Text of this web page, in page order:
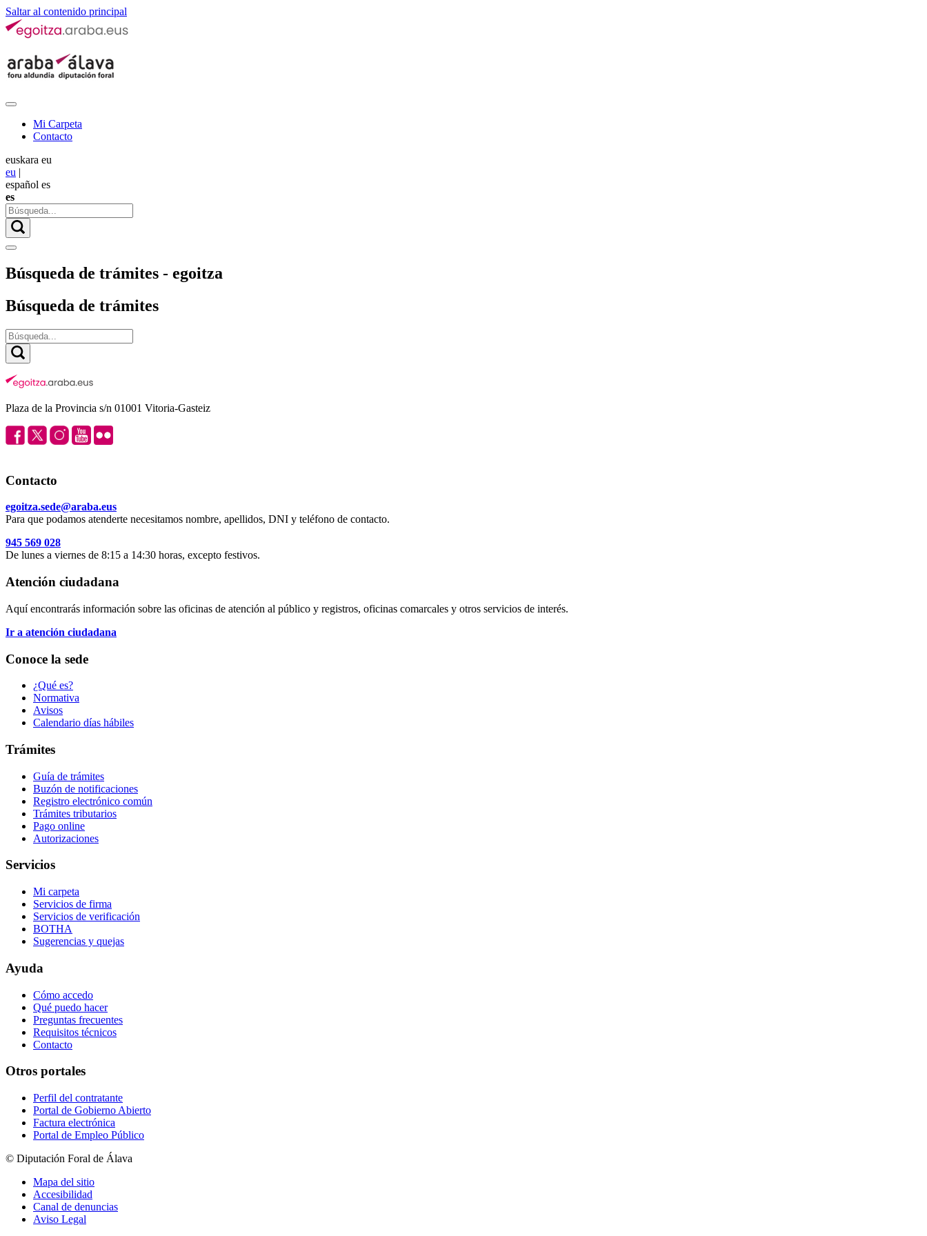
Saltar al contenido principal
Mi Carpeta
Contacto
euskara eu
eu |
español es
es
Búsqueda de trámites - egoitza
Búsqueda de trámites
Plaza de la Provincia s/n 01001 Vitoria-Gasteiz
Contacto
egoitza.sede@araba.eus
Para que podamos atenderte necesitamos nombre, apellidos, DNI y teléfono de contacto.
945 569 028
De lunes a viernes de 8:15 a 14:30 horas, excepto festivos.
Atención ciudadana
Aquí encontrarás información sobre las oficinas de atención al público y registros, oficinas comarcales y otros servicios de interés.
Ir a atención ciudadana
Conoce la sede
¿Qué es?
Normativa
Avisos
Calendario días hábiles
Trámites
Guía de trámites
Buzón de notificaciones
Registro electrónico común
Trámites tributarios
Pago online
Autorizaciones
Servicios
Mi carpeta
Servicios de firma
Servicios de verificación
BOTHA
Sugerencias y quejas
Ayuda
Cómo accedo
Qué puedo hacer
Preguntas frecuentes
Requisitos técnicos
Contacto
Otros portales
Perfil del contratante
Portal de Gobierno Abierto
Factura electrónica
Portal de Empleo Público
© Diputación Foral de Álava
Mapa del sitio
Accesibilidad
Canal de denuncias
Aviso Legal